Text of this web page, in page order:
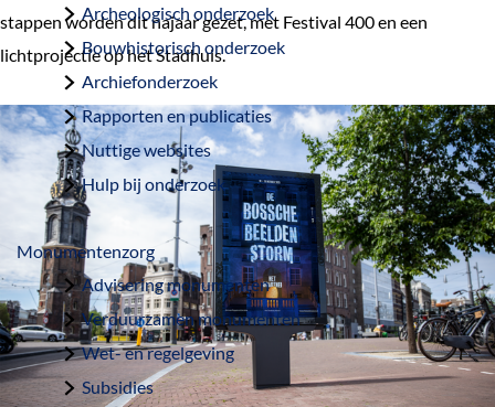
Archeologisch onderzoek
Bouwhistorisch onderzoek
Archiefonderzoek
Rapporten en publicaties
Nuttige websites
Hulp bij onderzoek
Monumentenzorg
Advisering monumenten
Verduurzamen monumenten
Wet- en regelgeving
Subsidies
stappen worden dit najaar gezet, met Festival 400 en een
lichtprojectie op het Stadhuis.